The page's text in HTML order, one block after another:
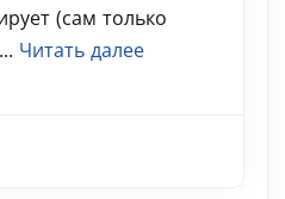
(сам только
Читать далее